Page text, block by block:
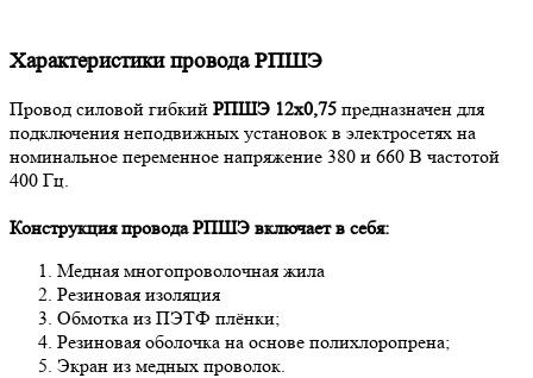
Характеристики провода РПШЭ
Провод силовой гибкий РПШЭ 12х0,75 предназначен для
подключения неподвижных установок в электросетях на
номинальное переменное напряжение 380 и 660 В частотой
400 Гц.
Конструкция провода РПШЭ включает в себя:
Медная многопроволочная жила
Резиновая изоляция
Обмотка из ПЭТФ плёнки;
Резиновая оболочка на основе полихлоропрена;
Экран из медных проволок.